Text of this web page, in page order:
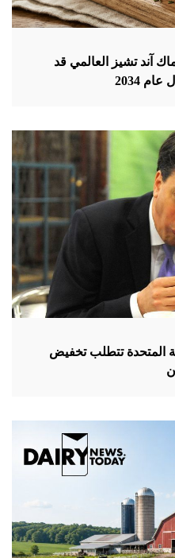
آند تشيز العالمي قد
المتحدة تتطلب تخفيض